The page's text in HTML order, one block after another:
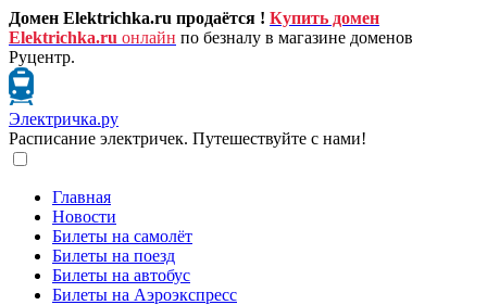
Домен Elektrichka.ru продаётся ! Купить домен
Elektrichka.ru онлайн по безналу в магазине доменов
Руцентр.
Электричка.ру
Расписание электричек. Путешествуйте с нами!
Главная
Новости
Билеты на самолёт
Билеты на поезд
Билеты на автобус
Билеты на Аэроэкспресс